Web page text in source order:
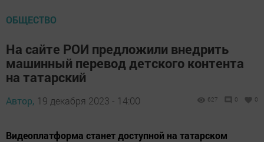
ОБЩЕСТВО
На сайте РОИ предложили внедрить
машинный перевод детского контента
на татарский
Автор, 19 декабря 2023 - 14:00 627 0 0
Видеоплатформа станет доступной на татарском